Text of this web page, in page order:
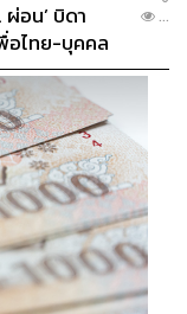
คือ 2,388 และ
1,838 บาท++ ที่
รีเมียม 8,188
อน’ บิดา
อไทย-บุคคล
...